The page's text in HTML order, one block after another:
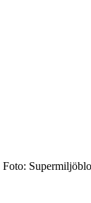
Foto: